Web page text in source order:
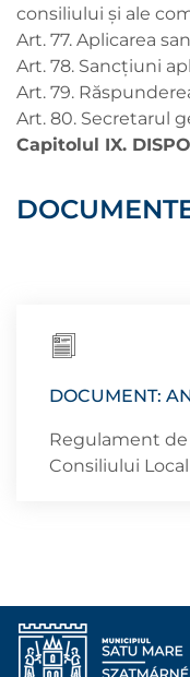
consiliului şi ale
Art. 77. Aplicarea
Art. 78. Sancțiuni
Art. 79.
Art. 80. Secretarul
Capitolul IX.
DOCUMENT:
Regulament de
Consiliului